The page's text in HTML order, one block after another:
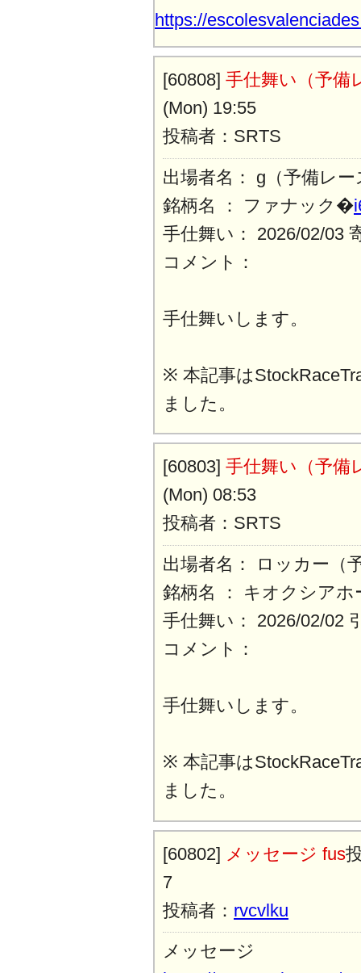
https://
[60808] 手仕舞い（予備
(Mon) 19:55
投稿者：SRTS
出場者名： g（予備レー
銘柄名 ： ファナック�
手仕舞い： 2026/02/03
コメント：
手仕舞いします。
※ 本記事は
ました。
[60803] 手仕舞い（予備
(Mon) 08:53
投稿者：SRTS
出場者名： ロッカー（
銘柄名 ： キオクシア
手仕舞い： 2026/02/02
コメント：
手仕舞いします。
※ 本記事は
ました。
[60802] メッセージ fus
7
投稿者： rvcvlku
メッセージ